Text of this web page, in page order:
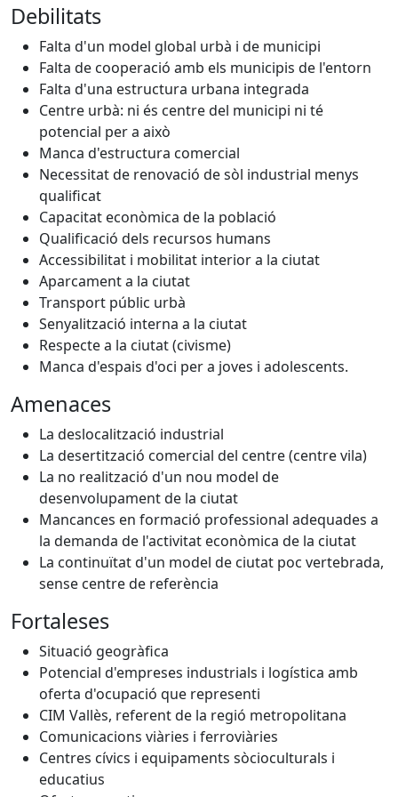
Debilitats
Falta d'un model global urbà i de municipi
Falta de cooperació amb els municipis de l'entorn
Falta d'una estructura urbana integrada
Centre urbà: ni és centre del municipi ni té
potencial per a això
Manca d'estructura comercial
Necessitat de renovació de sòl industrial menys
qualificat
Capacitat econòmica de la població
Qualificació dels recursos humans
Accessibilitat i mobilitat interior a la ciutat
Aparcament a la ciutat
Transport públic urbà
Senyalització interna a la ciutat
Respecte a la ciutat (civisme)
Manca d'espais d'oci per a joves i adolescents.
Amenaces
La deslocalització industrial
La desertització comercial del centre (centre vila)
La no realització d'un nou model de
desenvolupament de la ciutat
Mancances en formació professional adequades a
la demanda de l'activitat econòmica de la ciutat
La continuïtat d'un model de ciutat poc vertebrada,
sense centre de referència
Fortaleses
Situació geogràfica
Potencial d'empreses industrials i logística amb
oferta d'ocupació que representi
CIM Vallès, referent de la regió metropolitana
Comunicacions viàries i ferroviàries
Centres cívics i equipaments sòcioculturals i
educatius